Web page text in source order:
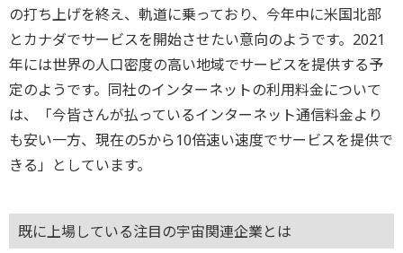
の打ち上げを終え、軌道に乗っており、今年中に米国北部
とカナダでサービスを開始させたい意向のようです。2021
年には世界の人口密度の高い地域でサービスを提供する予
定のようです。同社のインターネットの利用料金について
は、「今皆さんが払っているインターネット通信料金より
も安い一方、現在の5から10倍速い速度でサービスを提供で
きる」としています。
既に上場している注目の宇宙関連企業とは